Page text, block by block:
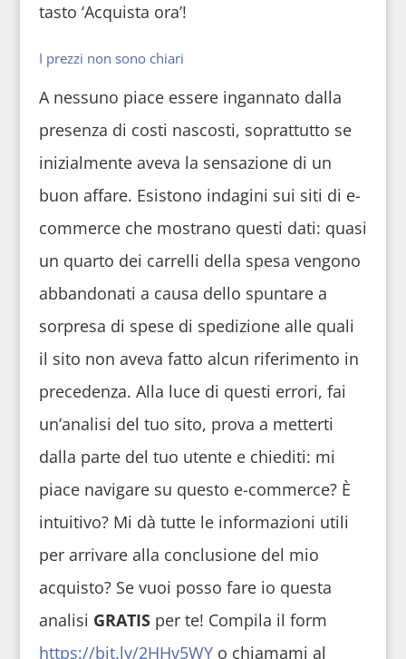
tasto ‘Acquista ora’!
I prezzi non sono chiari
A nessuno piace essere ingannato dalla
presenza di costi nascosti, soprattutto se
inizialmente aveva la sensazione di un
buon affare. Esistono indagini sui siti di e-
commerce che mostrano questi dati: quasi
un quarto dei carrelli della spesa vengono
abbandonati a causa dello spuntare a
sorpresa di spese di spedizione alle quali
il sito non aveva fatto alcun riferimento in
precedenza. Alla luce di questi errori, fai
un’analisi del tuo sito, prova a metterti
dalla parte del tuo utente e chiediti: mi
piace navigare su questo e-commerce? È
intuitivo? Mi dà tutte le informazioni utili
per arrivare alla conclusione del mio
acquisto? Se vuoi posso fare io questa
analisi GRATISper te! Compila il form
https://bit.ly/2HHv5WYo chiamami al